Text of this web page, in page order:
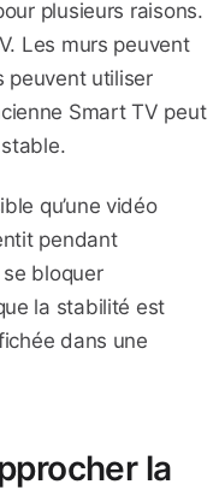
plusieurs raisons.
Les murs peuvent
peuvent utiliser
Smart TV peut
qu’une vidéo
pendant
se bloquer
la stabilité est
dans une
la